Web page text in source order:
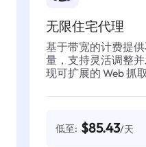
无限住宅代理
基于带宽的计费提
量，支持灵活调整
现可扩展的 Web 抓取
低至: $85.43/天